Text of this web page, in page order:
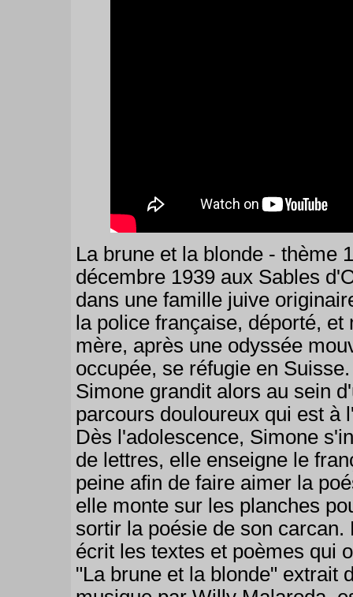
La brune et la blonde - thème
décembre 1939 aux Sables
dans une famille juive
la police française, déporté,
mère, après une odyssée
occupée, se réfugie en
Simone grandit alors au sein
parcours douloureux qui est à
Dès l'adolescence, Simone
de lettres, elle enseigne le
peine afin de faire aimer la
elle monte sur les planches
sortir la poésie de son
écrit les textes et poèmes qui
"La brune et la blonde" extrait